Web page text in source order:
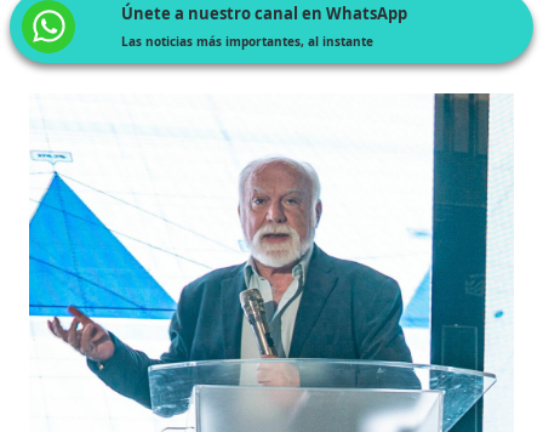
Únete a nuestro canal en WhatsApp
Las noticias más importantes, al instante